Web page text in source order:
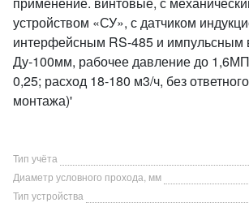
устройством «СУ», с датчиком
интерфейсным RS-485 и импульсным
Ду-100мм, рабочее давление до
0,25; расход 18-180 м3/ч, без
монтажа)'
Тип учёта
Диаметр условного прохода, мм
Тип устройства